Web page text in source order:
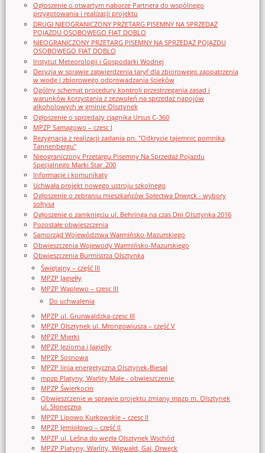
Ogłoszenie o otwartym naborze Partnera do wspólnego
przygotowania i realizacji projektu
DRUGI NIEOGRANICZONY PRZETARG PISEMNY NA SPRZEDAŻ
POJAZDU OSOBOWEGO FIAT DOBLO
NIEOGRANICZONY PRZETARG PISEMNY NA SPRZEDAŻ POJAZDU
OSOBOWEGO FIAT DOBLO
Instytut Meteorologii i Gospodarki Wodnej
Decyzja w sprawie zatwierdzenia taryf dla zbiorowego zaopatrzenia
w wodę i zbiorowego odprowadzania ścieków
Ogólny schemat procedury kontroli przestrzegania zasad i
warunków korzystania z zezwoleń na sprzedaż napojów
alkoholowych w gminie Olsztynek
Ogłoszenie o sprzedaży ciągnika Ursus C-360
MPZP Samagowo – czesc I
Rezygnacja z realizacji zadania pn. "Odkrycie tajemnic pomnika
Tannenbergu"
Nieograniczony Przetargu Pisemny Na Sprzedaż Pojazdu
Specjalnego Marki Star_200
Informacje i komunikaty
Uchwała projekt nowego ustroju szkolnego
Ogłoszenie o zebraniu mieszkańców Sołectwa Drwęck - wybory
sołtysa
Ogłoszenie o zamknięciu ul. Behringa na czas Dni Olsztynka 2016
Pozostałe obwieszczenia
Samorząd Województwa Warmińsko-Mazurskiego
Obwieszczenia Wojewody Warmińsko-Mazurskiego
Obwieszczenia Burmistrza Olsztynka
Świętajny – część III
MPZP Jagiełły
MPZP Waplewo – czesc III
Do uchwalenia
MPZP ul. Grunwaldzka-czesc III
MPZP Olsztynek ul. Mrongowiusza – część V
MPZP Mierki
MPZP Jeziorna i Jagielly
MPZP Sosnowa
MPZP linia energetyczna Olsztynek-Biesal
mpzp Platyny, Warlity Małe - obwieszczenie
MPZP Świerkocin
Obwieszczenie w sprawie projektu zmiany mpzp m. Olsztynek
ul. Słoneczna
MPZP Lipowo Kurkowskie – czesc II
MPZP Jemiołowo – część II
MPZP ul. Leśna do węzła Olsztynek Wschód
MPZP Platyny, Warlity, Wigwałd, Gaj, Drwęck